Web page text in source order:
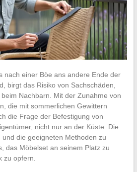
nach einer Böe ans andere Ende der
birgt das Risiko von Sachschäden,
Nachbarn. Mit der Zunahme von
die mit sommerlichen Gewittern
die Frage der Befestigung von
nicht nur an der Küste. Die
die geeigneten Methoden zu
das Möbelset an seinem Platz zu
zu opfern.